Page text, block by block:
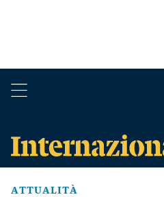
ATTUALITÀ